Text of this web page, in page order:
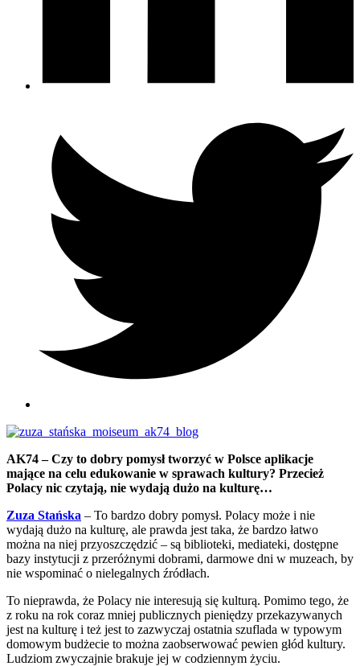
AK74 – Czy to dobry pomysł tworzyć w Polsce aplikacje
mające na celu edukowanie w sprawach kultury? Przecież
Polacy nic czytają, nie wydają dużo na kulturę…
Zuza Stańska – To bardzo dobry pomysł. Polacy może i nie
wydają dużo na kulturę, ale prawda jest taka, że bardzo łatwo
można na niej przyoszczędzić – są biblioteki, mediateki, dostępne
bazy instytucji z przeróżnymi dobrami, darmowe dni w muzeach, by
nie wspominać o nielegalnych źródłach.
To nieprawda, że Polacy nie interesują się kulturą. Pomimo tego, że
z roku na rok coraz mniej publicznych pieniędzy przekazywanych
jest na kulturę i też jest to zazwyczaj ostatnia szuflada w typowym
domowym budżecie to można zaobserwować pewien głód kultury.
Ludziom zwyczajnie brakuje jej w codziennym życiu.